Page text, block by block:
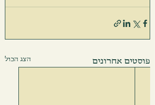
פוסטים אחרונים הצג הכול